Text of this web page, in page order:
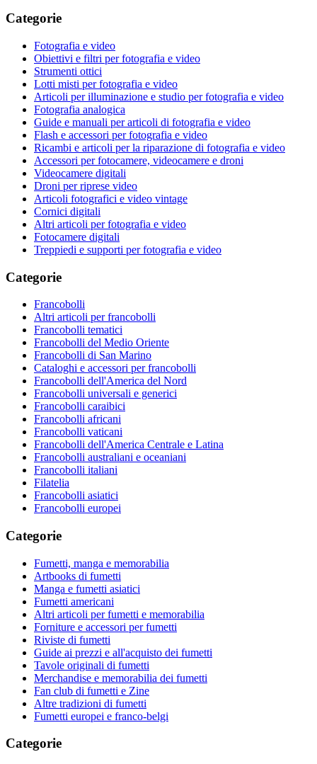
Categorie
Fotografia e video
Obiettivi e filtri per fotografia e video
Strumenti ottici
Lotti misti per fotografia e video
Articoli per illuminazione e studio per fotografia e video
Fotografia analogica
Guide e manuali per articoli di fotografia e video
Flash e accessori per fotografia e video
Ricambi e articoli per la riparazione di fotografia e video
Accessori per fotocamere, videocamere e droni
Videocamere digitali
Droni per riprese video
Articoli fotografici e video vintage
Cornici digitali
Altri articoli per fotografia e video
Fotocamere digitali
Treppiedi e supporti per fotografia e video
Categorie
Francobolli
Altri articoli per francobolli
Francobolli tematici
Francobolli del Medio Oriente
Francobolli di San Marino
Cataloghi e accessori per francobolli
Francobolli dell'America del Nord
Francobolli universali e generici
Francobolli caraibici
Francobolli africani
Francobolli vaticani
Francobolli dell'America Centrale e Latina
Francobolli australiani e oceaniani
Francobolli italiani
Filatelia
Francobolli asiatici
Francobolli europei
Categorie
Fumetti, manga e memorabilia
Artbooks di fumetti
Manga e fumetti asiatici
Fumetti americani
Altri articoli per fumetti e memorabilia
Forniture e accessori per fumetti
Riviste di fumetti
Guide ai prezzi e all'acquisto dei fumetti
Tavole originali di fumetti
Merchandise e memorabilia dei fumetti
Fan club di fumetti e Zine
Altre tradizioni di fumetti
Fumetti europei e franco-belgi
Categorie